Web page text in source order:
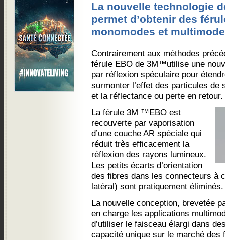
La nouvelle technologie
permet d’obtenir des
monomodes et
Contrairement aux méthodes
férule EBO de 3M™utilise une
par réflexion spéculaire pour
surmonter l’effet des particules de
et la réflectance ou perte en retour.
La férule 3M ™EBO est
recouverte par vaporisation
d’une couche AR spéciale qui
réduit très efficacement la
réflexion des rayons lumineux.
Les petits écarts d’orientation
des fibres dans les connecteurs à
latéral) sont pratiquement éliminés.
La nouvelle conception, brevetée
en charge les applications
d’utiliser le faisceau élargi dans
capacité unique sur le marché des